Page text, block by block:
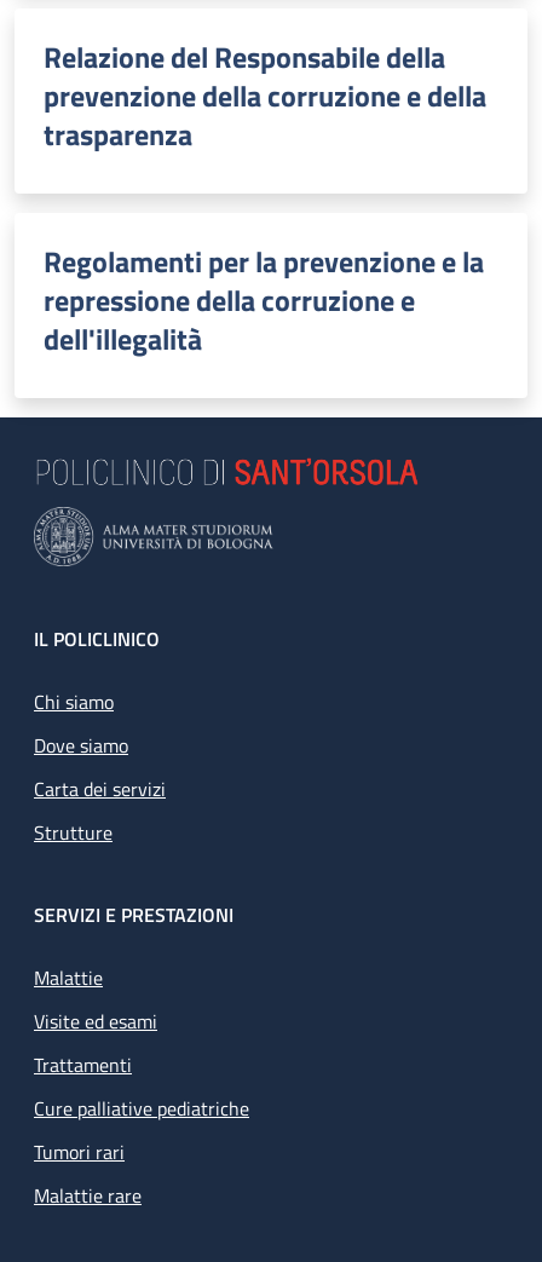
Relazione del Responsabile della
prevenzione della corruzione e della
trasparenza
Regolamenti per la prevenzione e la
repressione della corruzione e
dell'illegalità
Footer
IL POLICLINICO
Chi siamo
Dove siamo
Carta dei servizi
Strutture
SERVIZI E PRESTAZIONI
Malattie
Visite ed esami
Trattamenti
Cure palliative pediatriche
Tumori rari
Malattie rare